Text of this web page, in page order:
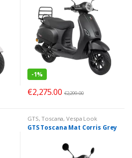
-1%
€2,275.00 €2,299.00
GTS,Toscana,Vespa Look
GTS Toscana Mat Corris Grey